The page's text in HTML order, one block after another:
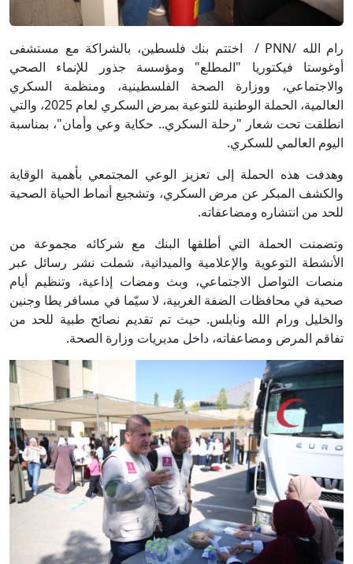
رام الله /PNN / اختتم بنك فلسطين، بالشراكة مع مستشفى
أوغوستا فيكتوريا "المطلع" ومؤسسة جذور للإنماء الصحي
والاجتماعي، ووزارة الصحة الفلسطينية، ومنظمة السكري
العالمية، الحملة الوطنية للتوعية بمرض السكري لعام 2025، والتي
انطلقت تحت شعار "رحلة السكري.. حكاية وعي وأمان"، بمناسبة
اليوم العالمي للسكري.
وهدفت هذه الحملة إلى تعزيز الوعي المجتمعي بأهمية الوقاية
والكشف المبكر عن مرض السكري، وتشجيع أنماط الحياة الصحية
للحد من انتشاره ومضاعفاته.
وتضمنت الحملة التي أطلقها البنك مع شركائه مجموعة من
الأنشطة التوعوية والإعلامية والميدانية، شملت نشر رسائل عبر
منصات التواصل الاجتماعي، وبث ومضات إذاعية، وتنظيم أيام
صحية في محافظات الضفة الغربية، لا سيّما في مسافر يطا وجنين
والخليل ورام الله ونابلس. حيث تم تقديم نصائح طبية للحد من
تفاقم المرض ومضاعفاته، داخل مديريات وزارة الصحة.